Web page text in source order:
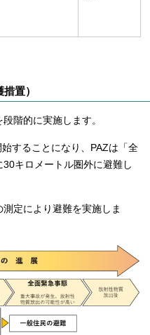
置）
階的に実施します。
することになり、PAZは「全
キロメートル圏外に避難し
定により避難を実施しま